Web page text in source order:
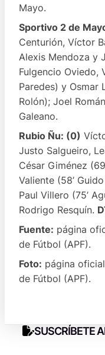
Mayo.
Sportivo 2 de
Centurión, Víctor
Alexis Mendoza y
Fulgencio Oviedo,
Paredes) y Osmar
Rolón); Joel
Galeano.
Rubio Ñu: (0)
Justo Salgueiro,
César Giménez
Valiente (58’
Paul Villero (75’
Rodrigo Resquín.
Fuente: página
de Fútbol (APF).
Foto: página
de Fútbol (APF).
SUSCRÍBETE